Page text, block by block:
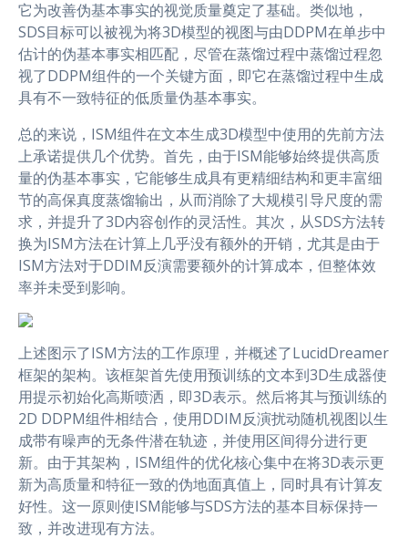
它为改善伪基本事实的视觉质量奠定了基础。类似地，
SDS目标可以被视为将3D模型的视图与由DDPM在单步中
估计的伪基本事实相匹配，尽管在蒸馏过程中蒸馏过程忽
视了DDPM组件的一个关键方面，即它在蒸馏过程中生成
具有不一致特征的低质量伪基本事实。
总的来说，ISM组件在文本生成3D模型中使用的先前方法
上承诺提供几个优势。首先，由于ISM能够始终提供高质
量的伪基本事实，它能够生成具有更精细结构和更丰富细
节的高保真度蒸馏输出，从而消除了大规模引导尺度的需
求，并提升了3D内容创作的灵活性。其次，从SDS方法转
换为ISM方法在计算上几乎没有额外的开销，尤其是由于
ISM方法对于DDIM反演需要额外的计算成本，但整体效
率并未受到影响。
上述图示了ISM方法的工作原理，并概述了LucidDreamer
框架的架构。该框架首先使用预训练的文本到3D生成器使
用提示初始化高斯喷洒，即3D表示。然后将其与预训练的
2D DDPM组件相结合，使用DDIM反演扰动随机视图以生
成带有噪声的无条件潜在轨迹，并使用区间得分进行更
新。由于其架构，ISM组件的优化核心集中在将3D表示更
新为高质量和特征一致的伪地面真值上，同时具有计算友
好性。这一原则使ISM能够与SDS方法的基本目标保持一
致，并改进现有方法。